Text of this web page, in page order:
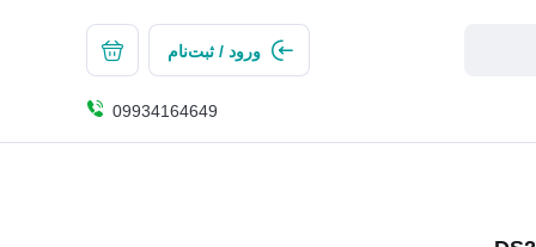
ورود / ثبت‌نام
09934164649